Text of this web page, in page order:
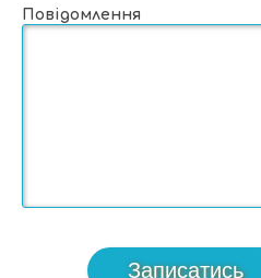
Повідомлення